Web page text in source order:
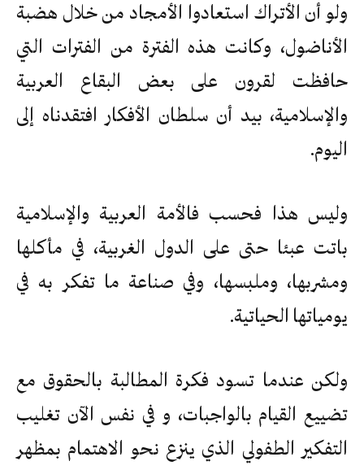
ولو أن الأتراك استعادوا الأمجاد من خلال هضبة
الأناضول، وكانت هذه الفترة من الفترات التي
حافظت لقرون على بعض البقاع العربية
والإسلامية، بيد أن سلطان الأفكار افتقدناه إلى
اليوم.
وليس هذا فحسب فالأمة العربية والإسلامية
باتت عبئا حتى على الدول الغربية، في مأكلها
ومشربها، وملبسها، وفي صناعة ما تفكر به في
يومياتها الحياتية.
ولكن عندما تسود فكرة المطالبة بالحقوق مع
تضييع القيام بالواجبات، و في نفس الآن تغليب
التفكير الطفولي الذي ينزع نحو الاهتمام بمظهر